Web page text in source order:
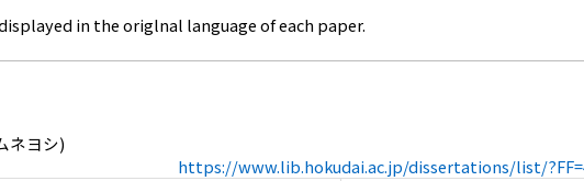
in the origlnal language of each paper.
ネヨシ)
https://www.lib.hokudai.ac.jp/dissertations/list/